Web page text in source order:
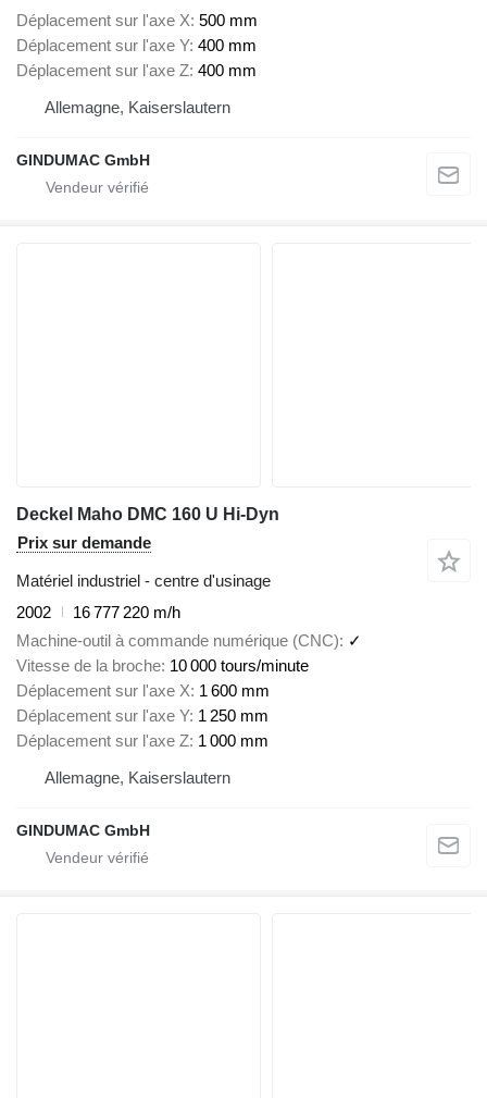
Déplacement sur l'axe X 500 mm
Déplacement sur l'axe Y 400 mm
Déplacement sur l'axe Z 400 mm
Allemagne, Kaiserslautern
GINDUMAC GmbH
Deckel Maho DMC 160 U Hi-Dyn
Prix sur demande
Matériel industriel - centre d'usinage
2002
16 777 220 m/h
Machine-outil à commande numérique (CNC)
✓
Vitesse de la broche 10 000 tours/minute
Déplacement sur l'axe X 1 600 mm
Déplacement sur l'axe Y 1 250 mm
Déplacement sur l'axe Z 1 000 mm
Allemagne, Kaiserslautern
GINDUMAC GmbH